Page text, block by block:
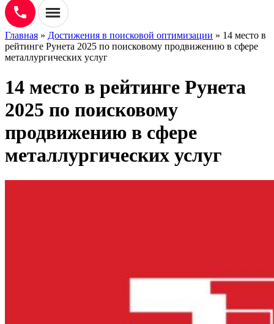
Главная » Достижения в поисковой оптимизации » 14 место в
рейтинге Рунета 2025 по поисковому продвижению в сфере
металлургических услуг
14 место в рейтинге Рунета
2025 по поисковому
продвижению в сфере
металлургических услуг